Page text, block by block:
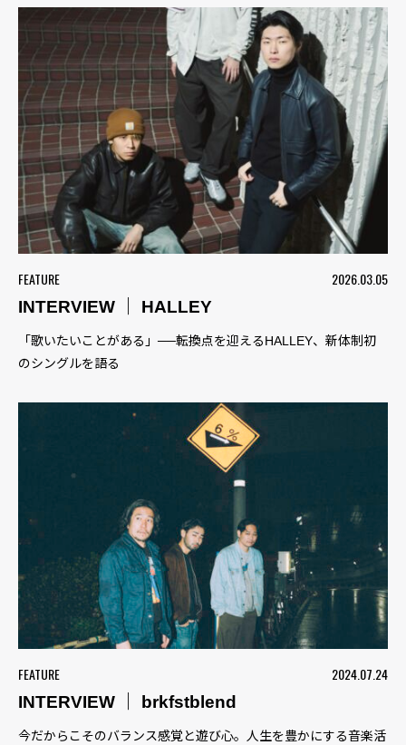
FEATURE
2026.03.05
INTERVIEW ｜ HALLEY
「歌いたいことがある」──転換点を迎えるHALLEY、新体制初
のシングルを語る
FEATURE
2024.07.24
INTERVIEW ｜ brkfstblend
今だからこそのバランス感覚と遊び心。人生を豊かにする音楽活